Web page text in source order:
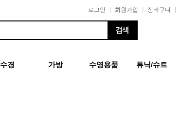
로그인 회원가입 장바구니
수경 가방 수영용품 튜닉/슈트